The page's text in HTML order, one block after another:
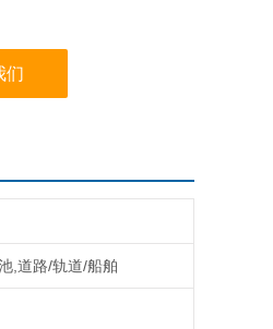
们
,道路/轨道/船舶